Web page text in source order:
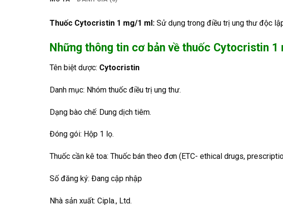
Thuốc Cytocristin 1 mg/1 ml: Sử dụng trong điều trị ung thư độc
Những thông tin cơ bản về thuốc Cytocristin 1
Tên biệt dược: Cytocristin
Danh mục: Nhóm thuốc điều trị ung thư.
Dạng bào chế: Dung dịch tiêm.
Đóng gói: Hộp 1 lọ.
Thuốc cần kê toa: Thuốc bán theo đơn (ETC- ethical drugs,
Số đăng ký: Đang cập nhập
Nhà sản xuất: Cipla., Ltd.